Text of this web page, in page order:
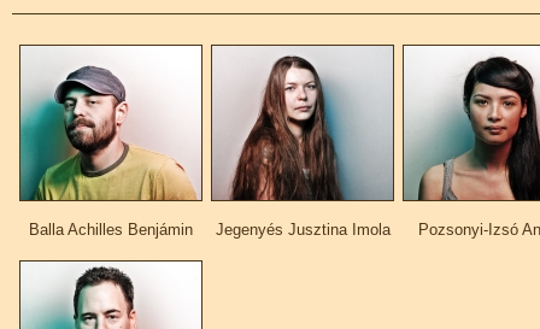
Balla Achilles Benjámin Jegenyés Jusztina Imola Pozsonyi-Izsó